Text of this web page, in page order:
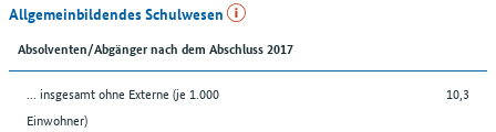
Allgemeinbildendes Schulwesen
Absolventen/Abgänger nach dem Abschluss 2017
... insgesamt ohne Externe (je 1.000
Einwohner)
10,3